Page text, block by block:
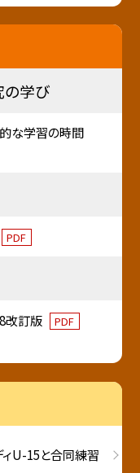
の学び
な学習の時間
PDF
改訂版 PDF
ィU-15と合同練習